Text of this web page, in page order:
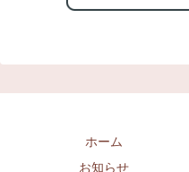
ホーム
お知らせ